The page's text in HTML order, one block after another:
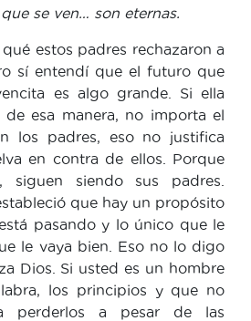
se ven… son eternas.
estos padres rechazaron a
sí entendí que el futuro que
es algo grande. Si ella
de esa manera, no importa el
los padres, eso no justifica
en contra de ellos. Porque
siguen siendo sus padres.
que hay un propósito
pasando y lo único que le
le vaya bien. Eso no lo digo
Dios. Si usted es un hombre
los principios y que no
perderlos a pesar de las